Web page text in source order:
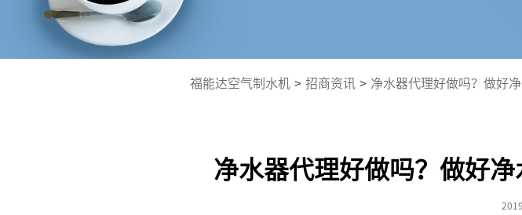
福能达空气制水机 > 招商资讯 > 净水器代理好做吗？做好
净水器代理好做吗？做好